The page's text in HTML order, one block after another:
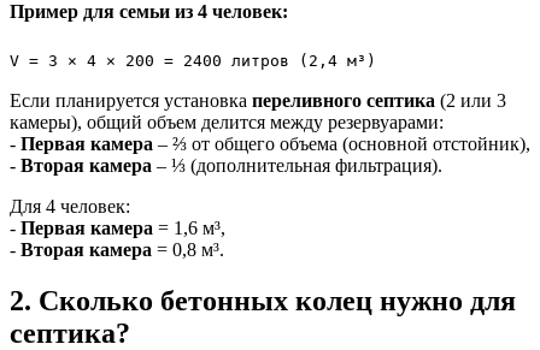
Пример для семьи из 4 человек:
V = 3 × 4 × 200 = 2400 литров (2,4 м³)
Если планируется установка переливного септика (2 или 3
камеры), общий объем делится между резервуарами:
- Первая камера – ⅔ от общего объема (основной отстойник),
- Вторая камера – ⅓ (дополнительная фильтрация).
Для 4 человек:
- Первая камера = 1,6 м³,
- Вторая камера = 0,8 м³.
2. Сколько бетонных колец нужно для
септика?